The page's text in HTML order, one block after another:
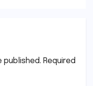
published. Required